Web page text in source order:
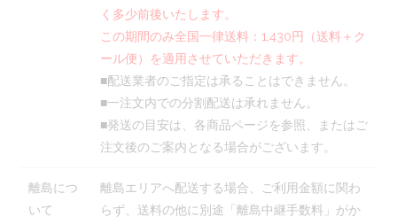
く多少前後いたします。
この期間のみ全国一律送料：1,430円（送料＋ク
ール便）を適用させていただきます。
■配送業者のご指定は承ることはできません。
■一注文内での分割配送は承れません。
■発送の目安は、各商品ページを参照、またはご
注文後のご案内となる場合がございます。
離島につ
いて
離島エリアへ配送する場合、ご利用金額に関わ
らず、送料の他に別途「離島中継手数料」がか